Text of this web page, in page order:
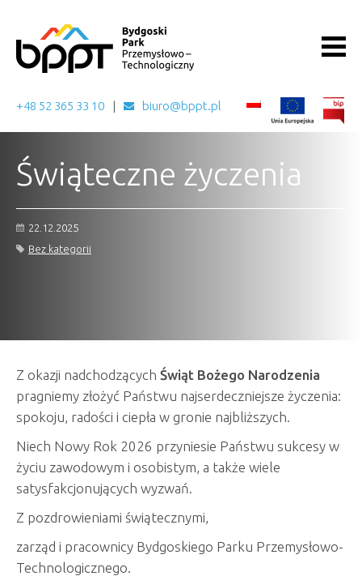
+48 52 365 33 10 biuro@bppt.pl
Świąteczne życzenia
22.12.2025
Bez kategorii
Z okazji nadchodzących Świąt Bożego Narodzenia
pragniemy złożyć Państwu najserdeczniejsze życzenia:
spokoju, radości i ciepła w gronie najbliższych.
Niech Nowy Rok 2026 przyniesie Państwu sukcesy w
życiu zawodowym i osobistym, a także wiele
satysfakcjonujących wyzwań.
Z pozdrowieniami świątecznymi,
zarząd i pracownicy Bydgoskiego Parku Przemysłowo-
Technologicznego.